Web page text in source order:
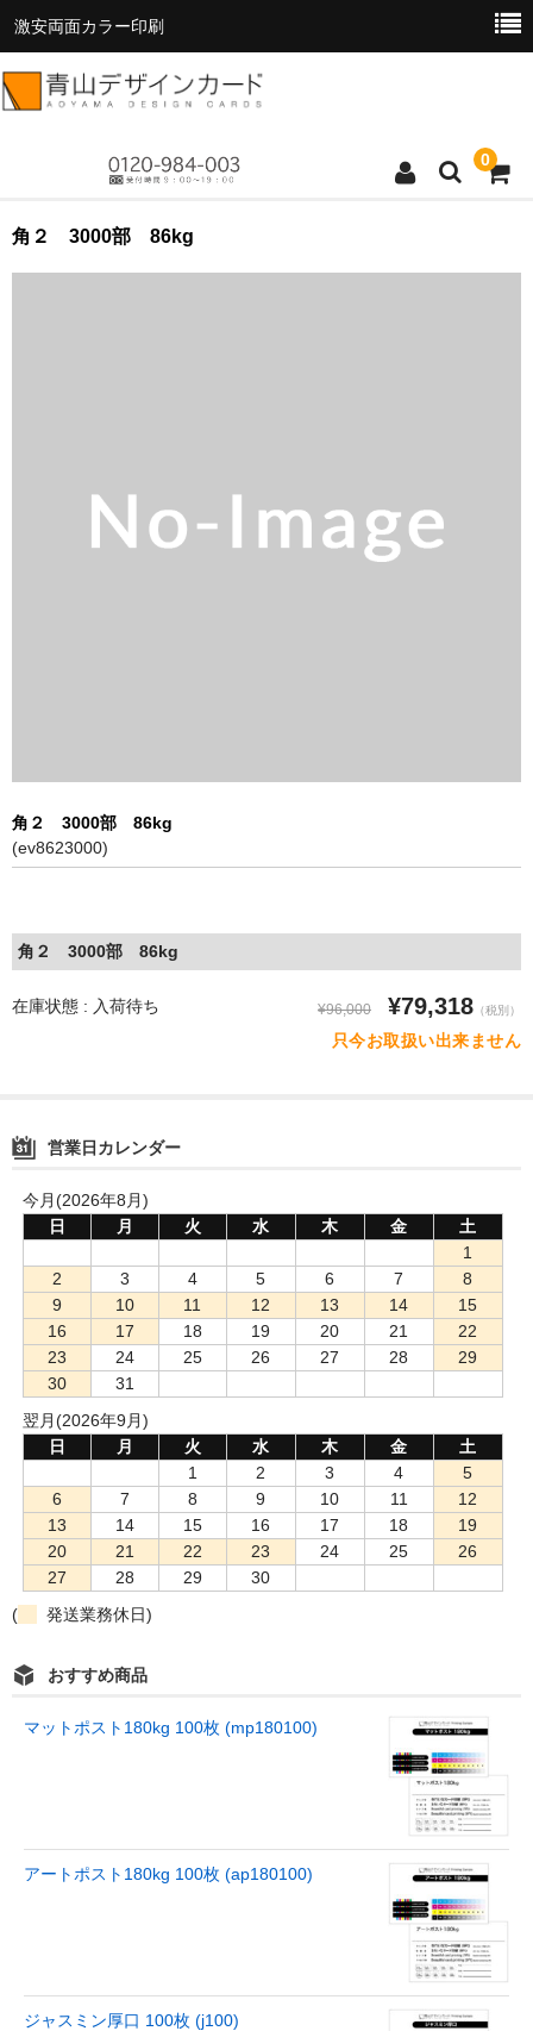
激安両面カラー印刷
0
トップページ
特定商取引に基づく表記
角２ 3000部 86kg
角２ 3000部 86kg
(ev8623000)
角２ 3000部 86kg
在庫状態 : 入荷待ち ¥96,000 ¥79,318 （税別）
只今お取扱い出来ません
営業日カレンダー
今月(2026年8月)
日
月 火 水 木 金
土
1
2
3 4 5 6 7
8
9
10 11 12 13 14
15
16
17 18 19 20 21
22
23
24 25 26 27 28
29
30
31
翌月(2026年9月)
日
月 火 水 木 金
土
1
2 3 4
5
6
7 8 9 10 11
12
13
14 15 16 17 18
19
20
21 22 23 24 25
26
27
28 29
30
(
発送業務休日)
おすすめ商品
マットポスト180kg 100枚 (mp180100)
アートポスト180kg 100枚 (ap180100)
ジャスミン厚口 100枚 (j100)